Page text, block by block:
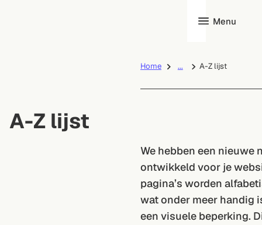
Menu
Home ... A-Z lijst
A-Z lijst
We hebben een nieuwe
ontwikkeld voor je
pagina’s worden
wat onder meer handig
een visuele beperking.